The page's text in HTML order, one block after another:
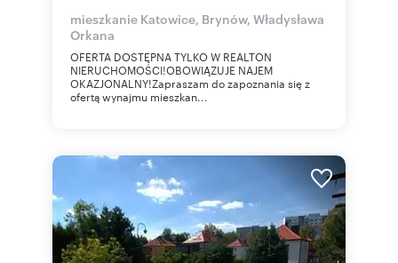
mieszkanie Katowice, Brynów, Władysława
Orkana
OFERTA DOSTĘPNA TYLKO W REALTON
NIERUCHOMOŚCI!OBOWIĄZUJE NAJEM
OKAZJONALNY!Zapraszam do zapoznania się z
ofertą wynajmu mieszkan...